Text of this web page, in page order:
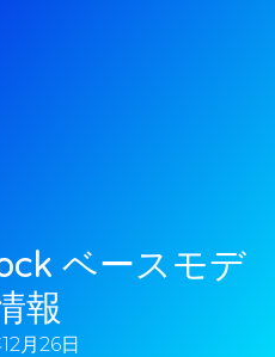
ベースモデ
報
月26日